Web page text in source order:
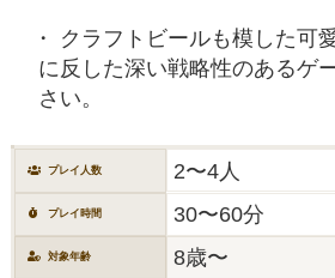
クラフトビールも模した可
に反した深い戦略性のあるゲ
さい。
プレイ人数 2〜4人
プレイ時間 30〜60分
対象年齢 8歳〜